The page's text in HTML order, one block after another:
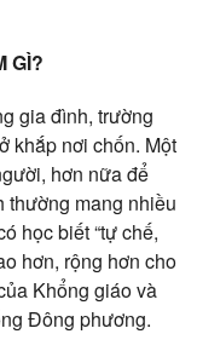
GÌ?
gia đình, trường
khắp nơi chốn. Một
hơn nữa để
thường mang nhiều
học biết “tự chế,
hơn, rộng hơn cho
Khổng giáovà
Đông phương.